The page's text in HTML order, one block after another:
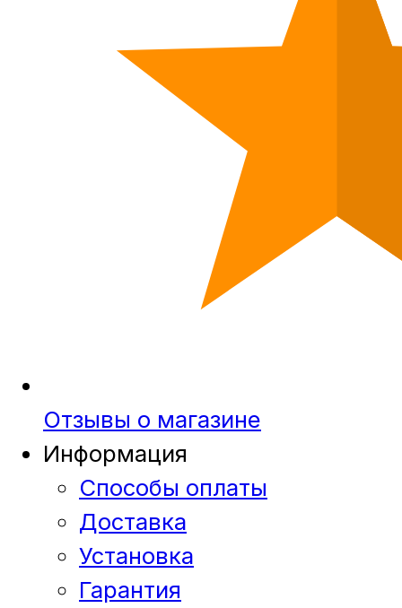
Отзывы о магазине
Информация
Способы оплаты
Доставка
Установка
Гарантия